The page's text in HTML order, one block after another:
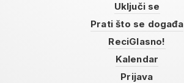
Uključi se
Prati što se događa
ReciGlasno!
Kalendar
Prijava